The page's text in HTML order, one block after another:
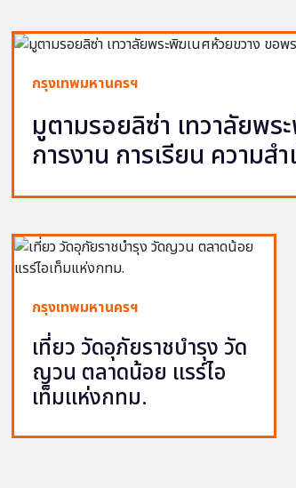
กรุงเทพมหานครฯ
มูตามรอยลิซ่า เทวาลัยพร
การงาน การเรียน ความสำ
กรุงเทพมหานครฯ
เที่ยว วัดอุภัยราชบำรุง วัด
ญวน ตลาดน้อย แรร์ไอ
เท็มแห่งกทม.